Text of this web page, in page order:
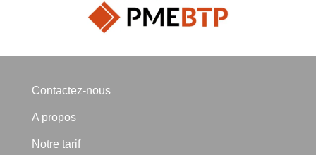
Contactez-nous
A propos
Notre tarif